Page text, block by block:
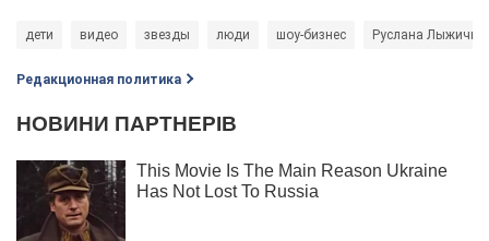
дети видео звезды люди шоу-бизнес Руслана Лыжичко
Редакционная политика